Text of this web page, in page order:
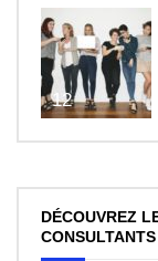
12
DÉCOUVREZ
CONSULTANTS